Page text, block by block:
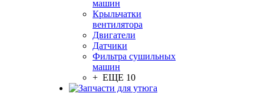
машин
Крыльчатки
вентилятора
Двигатели
Датчики
Фильтра сушильных
машин
+ ЕЩЕ 10